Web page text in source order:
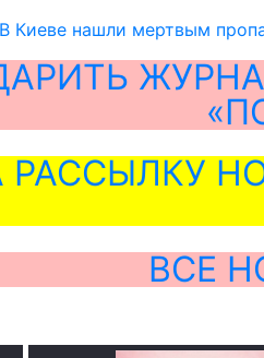
В Киеве нашли мертвым
ВСЕ